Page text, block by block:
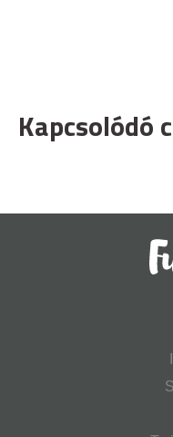
Kapcsolódó